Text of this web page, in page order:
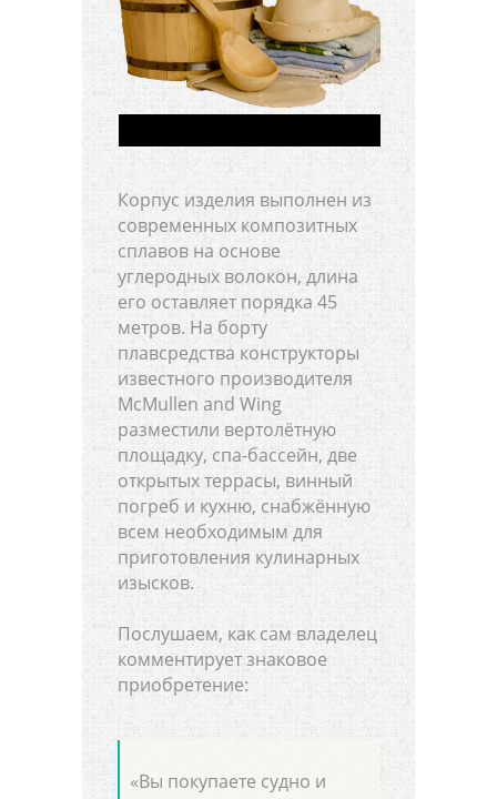
Корпус изделия выполнен из
современных композитных
сплавов на основе
углеродных волокон, длина
его оставляет порядка 45
метров. На борту
плавсредства конструкторы
известного производителя
McMullen and Wing
разместили вертолётную
площадку, спа-бассейн, две
открытых террасы, винный
погреб и кухню, снабжённую
всем необходимым для
приготовления кулинарных
изысков.
Послушаем, как сам владелец
комментирует знаковое
приобретение:
«Вы покупаете судно и